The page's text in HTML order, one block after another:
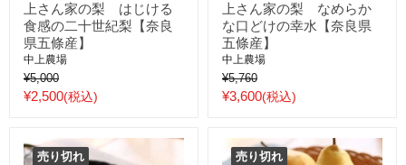
上さん家の梨 はじける
食感の二十世紀梨【奈良
県五條産】
中上農場
元
値
¥5,000
現
価
¥2,500(税込)
上さん家の梨 なめらか
な口どけの幸水【奈良県
五條産】
中上農場
元
値
¥5,760
現
の
価
¥3,600(税込)
売り切れ 売り切れ